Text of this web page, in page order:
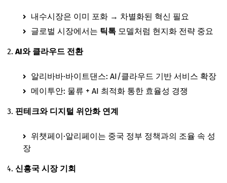
내수시장은 이미 포화 → 차별화된 혁신 필요
글로벌 시장에서는 틱톡 모델처럼 현지화 전략 중요
AI와 클라우드 전환
알리바바·바이트댄스: AI/클라우드 기반 서비스 확장
메이투안: 물류 + AI 최적화 통한 효율성 경쟁
핀테크와 디지털 위안화 연계
위챗페이·알리페이는 중국 정부 정책과의 조율 속 성
장
신흥국 시장 기회